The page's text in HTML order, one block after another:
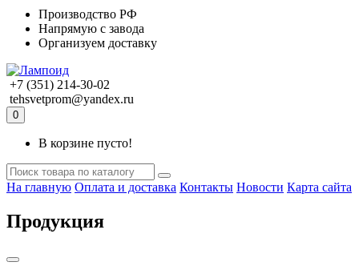
Производство РФ
Напрямую с завода
Организуем доставку
+7 (351) 214-30-02
tehsvetprom@yandex.ru
0
В корзине пусто!
На главную Оплата и доставка Контакты Новости Карта сайта
Продукция